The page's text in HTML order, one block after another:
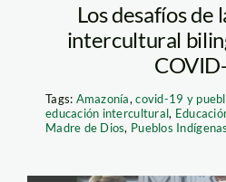
Los desafíos de
intercultural
Tags: Amazonía,covid-19 y
educación intercultural,
Madre de Dios, Pueblos Indígenas